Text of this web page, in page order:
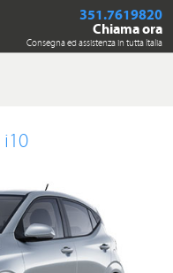
351.7619820
Chiama ora
Consegna ed assistenza in tutta Italia
i10